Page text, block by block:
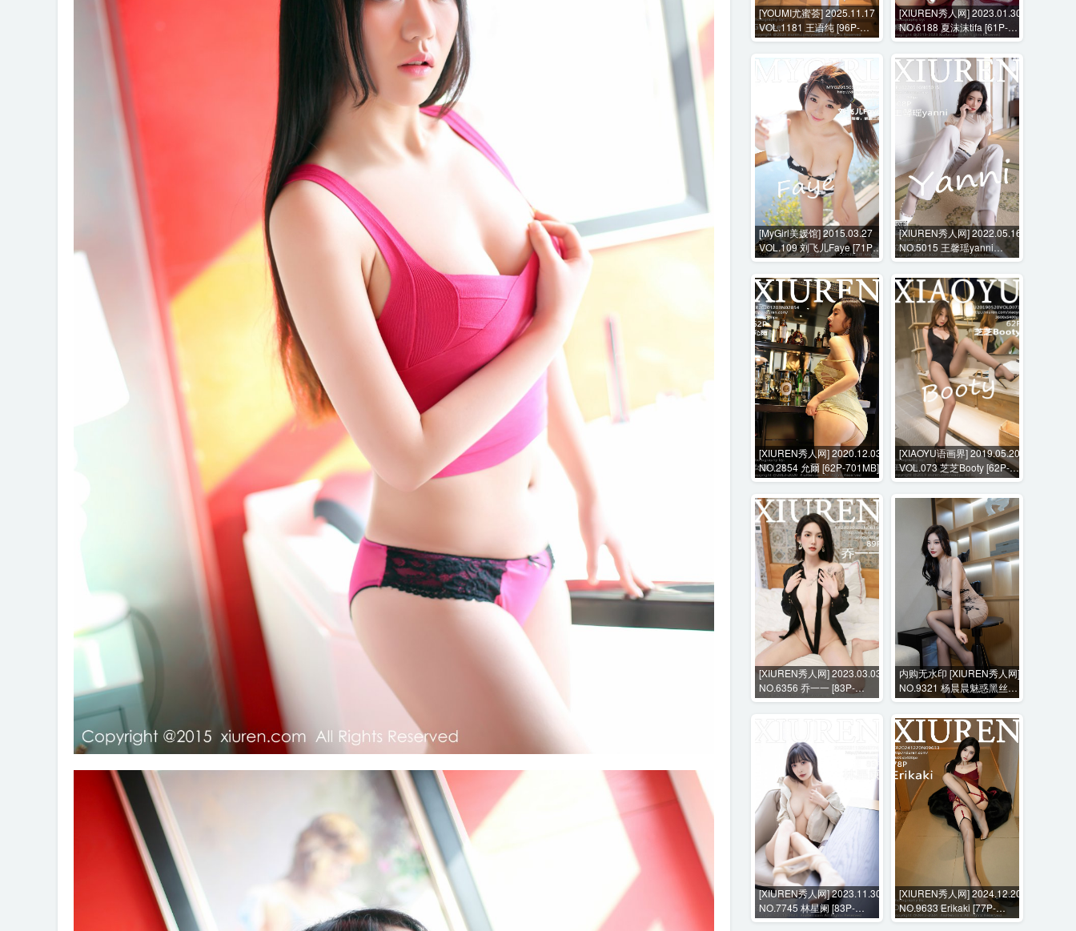
[YOUMI尤蜜荟] 2025.11.17
VOL.1181 王语纯 [96P-
715MB]
[XIUREN秀人网] 2023.01.30
NO.6188 夏沫沫tifa [61P-
713MB]
[MyGirl美媛馆] 2015.03.27
VOL.109 刘飞儿Faye [71P-
277MB]
[XIUREN秀人网] 2022.05.16
NO.5015 王馨瑶yanni
[108P-842MB]
[XIUREN秀人网] 2020.12.03
NO.2854 允爾 [62P-701MB]
[XIAOYU语画界] 2019.05.20
VOL.073 芝芝Booty [62P-
382MB]
[XIUREN秀人网] 2023.03.03
NO.6356 乔一一 [83P-
780MB]
内购无水印 [XIUREN秀人网]
NO.9321 杨晨晨魅惑黑丝拍
摄+花絮视频 [100P+1V-
1672MB]
[XIUREN秀人网] 2023.11.30
NO.7745 林星阑 [83P-
613MB]
[XIUREN秀人网] 2024.12.20
NO.9633 Erikaki [77P-
914MB]